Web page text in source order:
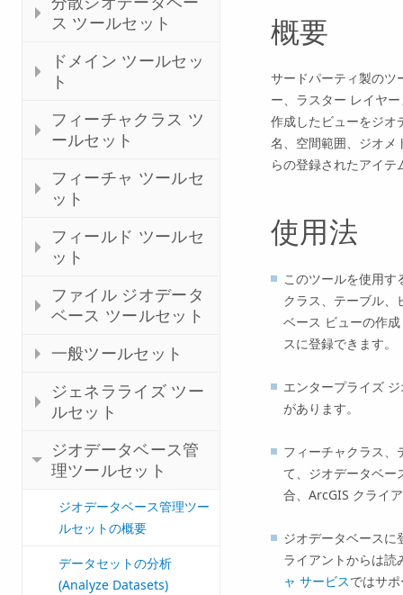
ス ツールセット
ドメイン ツールセッ
ト
フィーチャクラス ツ
ールセット
フィーチャ ツールセ
ット
フィールド ツールセ
ット
ファイル ジオデータ
ベース ツールセット
一般ツールセット
ジェネラライズ ツー
ルセット
ジオデータベース管
理ツールセット
ジオデータベース管理ツー
ルセットの概要
データセットの分析
(Analyze Datasets)
概要
サードパーティ製のツ
ー、ラスター レイヤ
作成したビューをジオ
名、空間範囲、ジオメ
らの登録されたアイ
使用法
このツールを使用
クラス、テーブル
ベース ビューの作
スに登録できます。
エンタープライズ
があります。
フィーチャクラス、
て、ジオデータベー
合、ArcGIS クライ
ジオデータベースに
ライアントからは読
ャ サービスではサ